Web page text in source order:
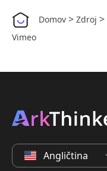
Domov > Zdroj >
Vimeo
Angličtina